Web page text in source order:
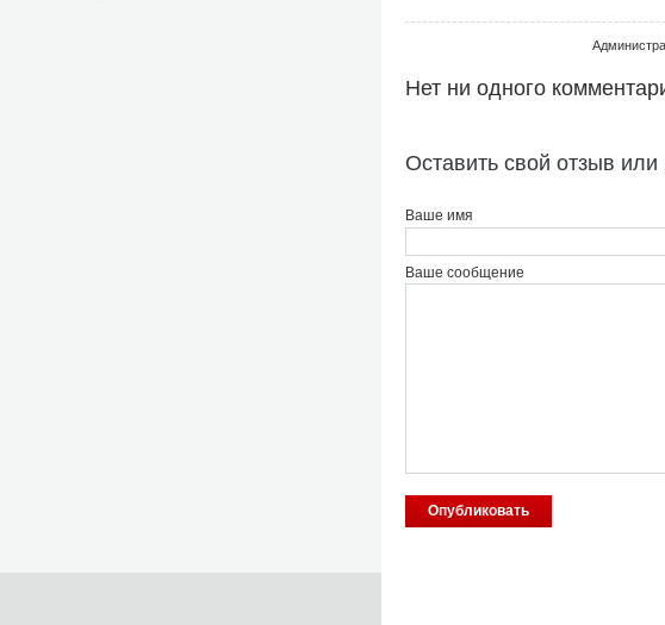
Нет ни одного
Оставить свой отзыв
Ваше имя
Ваше сообщение